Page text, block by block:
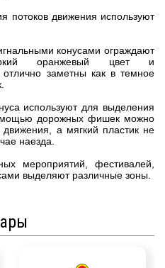
потоков движения используют
конусами ограждают
оранжевый цвет и
заметны как в темное
используют для выделения
дорожных фишек можно
движения, а мягкий пластик не
наезда.
мероприятий, фестивалей,
выделяют различные зоны.